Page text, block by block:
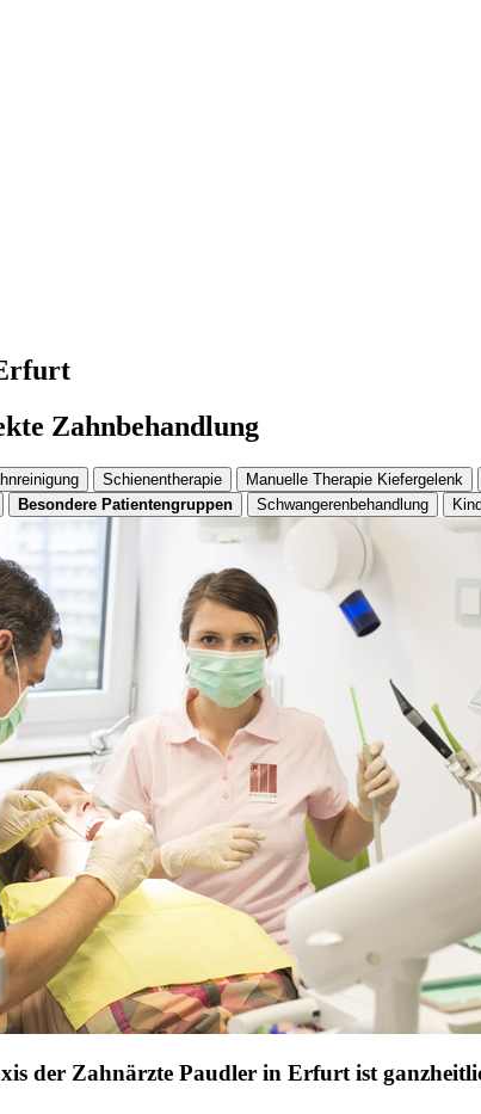
Zahnbehandlung
Schienentherapie Manuelle Therapie Kiefergelenk
Besondere Patientengruppen Schwangerenbehandlung
der Zahnärzte Paudler in Erfurt ist